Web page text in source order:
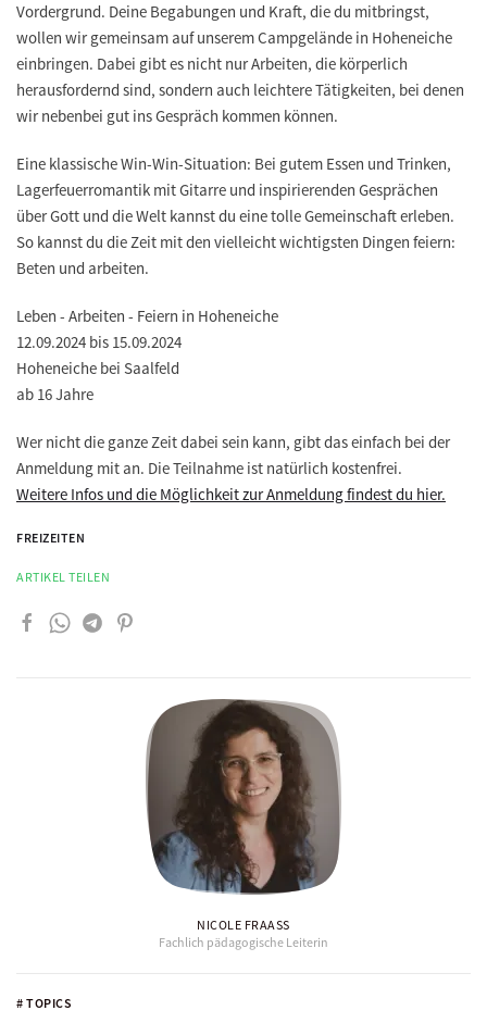
# TOPICS
Vordergrund. Deine Begabungen und Kraft, die du mitbringst,
wollen wir gemeinsam auf unserem Campgelände in Hoheneiche
einbringen. Dabei gibt es nicht nur Arbeiten, die körperlich
herausfordernd sind, sondern auch leichtere Tätigkeiten, bei denen
wir nebenbei gut ins Gespräch kommen können.
Eine klassische Win-Win-Situation: Bei gutem Essen und Trinken,
Lagerfeuerromantik mit Gitarre und inspirierenden Gesprächen
über Gott und die Welt kannst du eine tolle Gemeinschaft erleben.
So kannst du die Zeit mit den vielleicht wichtigsten Dingen feiern:
Beten und arbeiten.
Leben - Arbeiten - Feiern in Hoheneiche
12.09.2024 bis 15.09.2024
Hoheneiche bei Saalfeld
ab 16 Jahre
Wer nicht die ganze Zeit dabei sein kann, gibt das einfach bei der
Anmeldung mit an. Die Teilnahme ist natürlich kostenfrei.
Weitere Infos und die Möglichkeit zur Anmeldung findest du hier.
FREIZEITEN
ARTIKEL TEILEN
NICOLE FRAASS
Fachlich pädagogische Leiterin